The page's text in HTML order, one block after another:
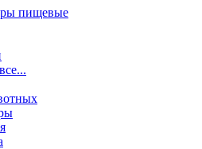
пищевые